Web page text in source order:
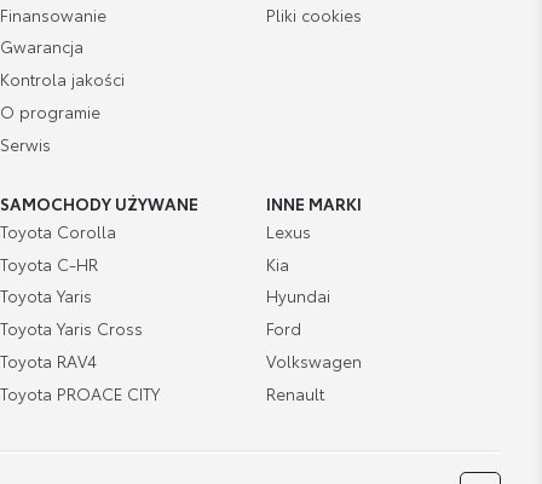
Finansowanie
Gwarancja
Kontrola jakości
O programie
Serwis
Pliki cookies
SAMOCHODY UŻYWANE
Toyota Corolla
Toyota C-HR
Toyota Yaris
Toyota Yaris Cross
Toyota RAV4
Toyota PROACE CITY
INNE MARKI
Lexus
Kia
Hyundai
Ford
Volkswagen
Renault